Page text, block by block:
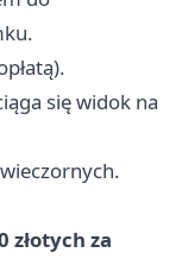
się widok na
złotych za